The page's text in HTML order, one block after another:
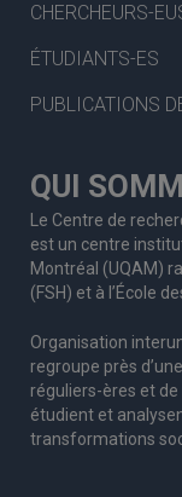
CHERCHEURS-
ÉTUDIANTS-ES
PUBLICATIONS
QUI
Le Centre de
est un centre
Montréal (UQAM)
(FSH) et à l’École
Organisation
regroupe près d’
réguliers-ères et
étudient et
transformations